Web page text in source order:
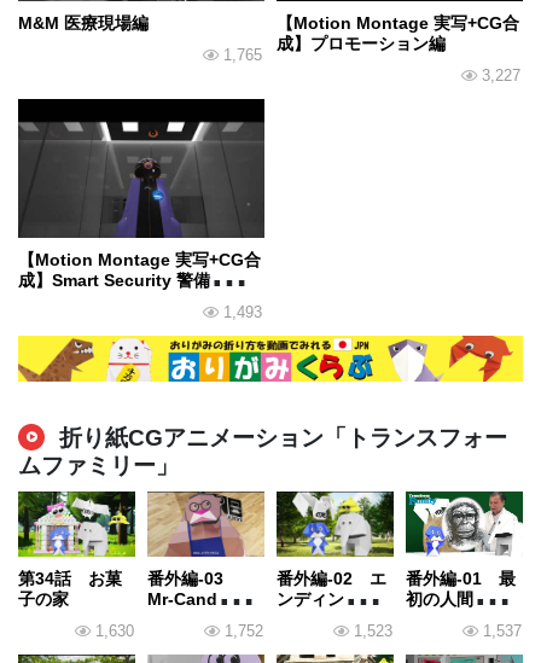
M&M 医療現場編
1,765
【Motion Montage 実写+CG合
成】プロモーション編
3,227
【Motion Montage 実写+CG合
成】Smart Security 警備ロボッ
1,493
折り紙CGアニメーション「トランスフォー
ムファミリー」
第34話 お菓
子の家
1,630
番外編-03
Mr-Candyがや
1,752
番外編-02 エ
ンディングテ
1,523
番外編-01 最
初の人間は
1,537